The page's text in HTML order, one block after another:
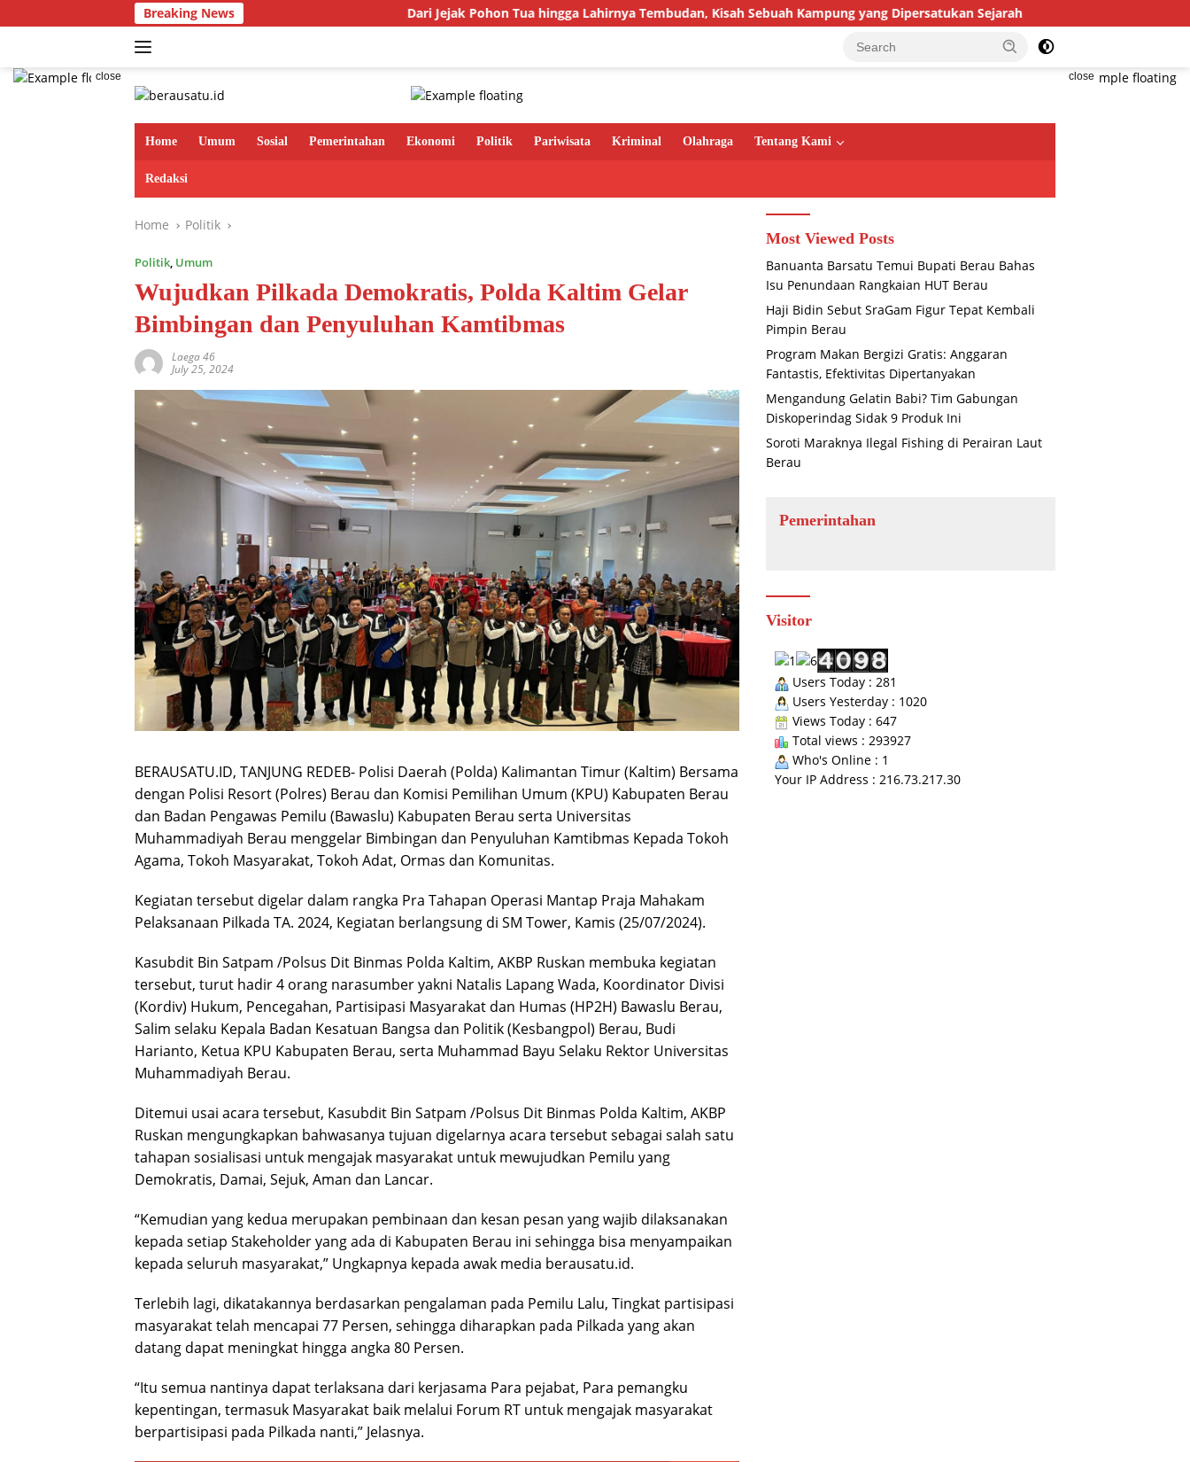
to
Breaking News Dari Jejak Pohon Tua hingga Lahirnya Tembudan, Kisah Sebuah Kampung yang Dipersatukan Sejarah Bandara Kalimarau Siap Go
close close
Home Umum Sosial Pemerintahan Ekonomi Politik Pariwisata Kriminal Olahraga Tentang Kami
Redaksi
Home Politik
Politik, Umum
Wujudkan Pilkada Demokratis, Polda Kaltim Gelar
Bimbingan dan Penyuluhan Kamtibmas
Laega 46
July 25, 2024
BERAUSATU.ID, TANJUNG REDEB- Polisi Daerah (Polda) Kalimantan Timur (Kaltim) Bersama
dengan Polisi Resort (Polres) Berau dan Komisi Pemilihan Umum (KPU) Kabupaten Berau
dan Badan Pengawas Pemilu (Bawaslu) Kabupaten Berau serta Universitas
Muhammadiyah Berau menggelar Bimbingan dan Penyuluhan Kamtibmas Kepada Tokoh
Agama, Tokoh Masyarakat, Tokoh Adat, Ormas dan Komunitas.
Kegiatan tersebut digelar dalam rangka Pra Tahapan Operasi Mantap Praja Mahakam
Pelaksanaan Pilkada TA. 2024, Kegiatan berlangsung di SM Tower, Kamis (25/07/2024).
Kasubdit Bin Satpam /Polsus Dit Binmas Polda Kaltim, AKBP Ruskan membuka kegiatan
tersebut, turut hadir 4 orang narasumber yakni Natalis Lapang Wada, Koordinator Divisi
(Kordiv) Hukum, Pencegahan, Partisipasi Masyarakat dan Humas (HP2H) Bawaslu Berau,
Salim selaku Kepala Badan Kesatuan Bangsa dan Politik (Kesbangpol) Berau, Budi
Harianto, Ketua KPU Kabupaten Berau, serta Muhammad Bayu Selaku Rektor Universitas
Muhammadiyah Berau.
Ditemui usai acara tersebut, Kasubdit Bin Satpam /Polsus Dit Binmas Polda Kaltim, AKBP
Ruskan mengungkapkan bahwasanya tujuan digelarnya acara tersebut sebagai salah satu
tahapan sosialisasi untuk mengajak masyarakat untuk mewujudkan Pemilu yang
Demokratis, Damai, Sejuk, Aman dan Lancar.
“Kemudian yang kedua merupakan pembinaan dan kesan pesan yang wajib dilaksanakan
kepada setiap Stakeholder yang ada di Kabupaten Berau ini sehingga bisa menyampaikan
kepada seluruh masyarakat,” Ungkapnya kepada awak media berausatu.id.
Terlebih lagi, dikatakannya berdasarkan pengalaman pada Pemilu Lalu, Tingkat partisipasi
masyarakat telah mencapai 77 Persen, sehingga diharapkan pada Pilkada yang akan
datang dapat meningkat hingga angka 80 Persen.
“Itu semua nantinya dapat terlaksana dari kerjasama Para pejabat, Para pemangku
kepentingan, termasuk Masyarakat baik melalui Forum RT untuk mengajak masyarakat
berpartisipasi pada Pilkada nanti,” Jelasnya.
Most Viewed Posts
Banuanta Barsatu Temui Bupati Berau Bahas
Isu Penundaan Rangkaian HUT Berau
Haji Bidin Sebut SraGam Figur Tepat Kembali
Pimpin Berau
Program Makan Bergizi Gratis: Anggaran
Fantastis, Efektivitas Dipertanyakan
Mengandung Gelatin Babi? Tim Gabungan
Diskoperindag Sidak 9 Produk Ini
Soroti Maraknya Ilegal Fishing di Perairan Laut
Berau
Pemerintahan
Visitor
Users Today : 281
Users Yesterday : 1020
Views Today : 647
Total views : 293927
Who's Online : 1
Your IP Address : 216.73.217.30